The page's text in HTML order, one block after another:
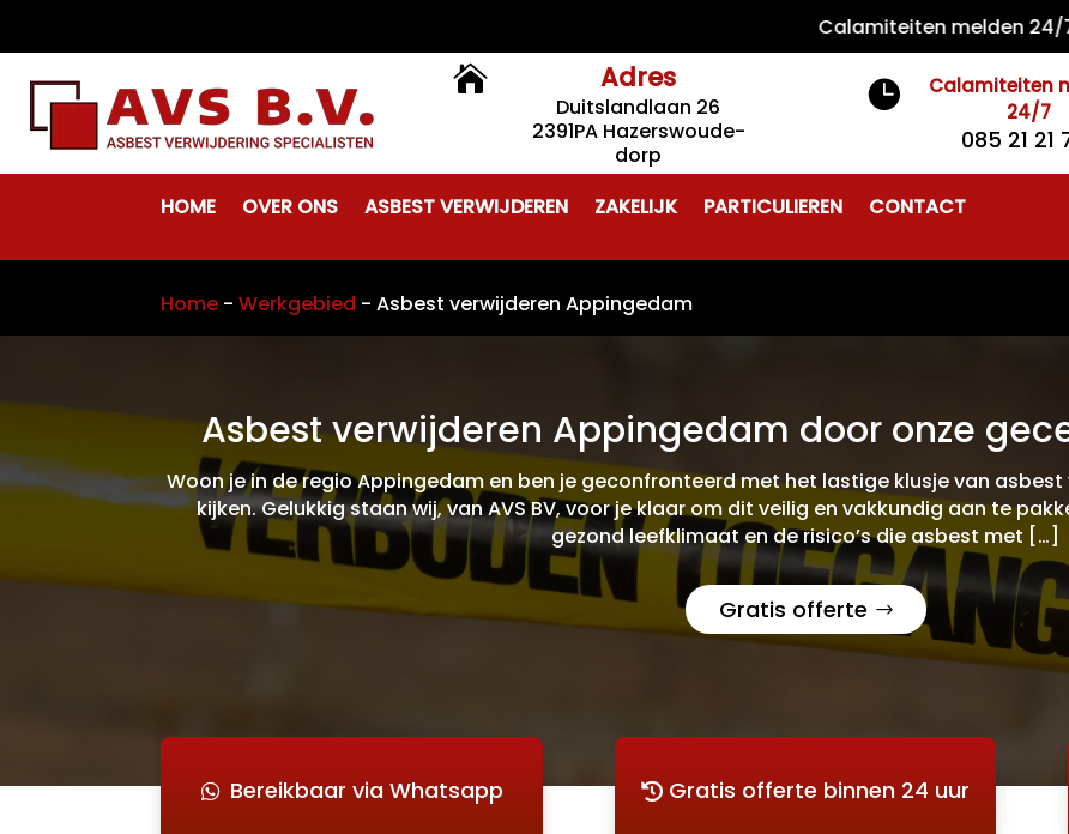
Calamiteiten melden 24/7
 Adres
Duitslandlaan 26
2391PA Hazerswoude-
dorp

Calamiteiten
24/7
085 21 21
HOME OVER ONS ASBEST VERWIJDEREN ZAKELIJK PARTICULIEREN CONTACT
Home -Werkgebied -Asbest verwijderen Appingedam
Asbest verwijderen Appingedam door onze
Woon je in de regio Appingedam en ben je geconfronteerd met het lastige klusje van
kijken. Gelukkig staan wij, van AVS BV, voor je klaar om dit veilig en vakkundig aan te
gezond leefklimaat en de risico’s die asbest met […]
Gratis offerte
Bereikbaar via Whatsapp Gratis offerte binnen 24 uur